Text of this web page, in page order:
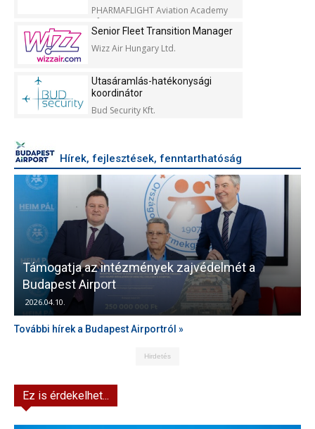
PHARMAFLIGHT Aviation Academy
Kft.
Senior Fleet Transition Manager
Wizz Air Hungary Ltd.
Utasáramlás-hatékonysági
koordinátor
Bud Security Kft.
Hírek, fejlesztések, fenntarthatóság
Támogatja az intézmények zajvédelmét a
Budapest Airport
2026.04.10.
További hírek a Budapest Airportról »
Hirdetés
Ez is érdekelhet...